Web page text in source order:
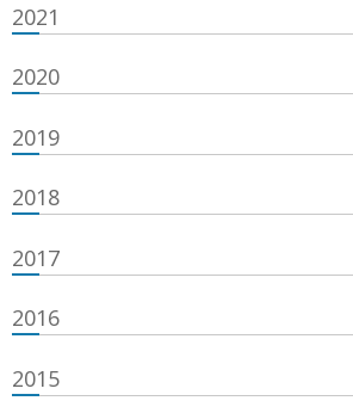
2021
2020
2019
2018
2017
2016
2015